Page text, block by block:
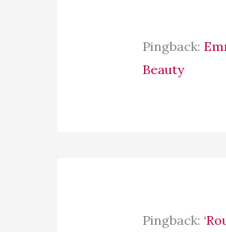
Pingback:
Beauty
Pingback: